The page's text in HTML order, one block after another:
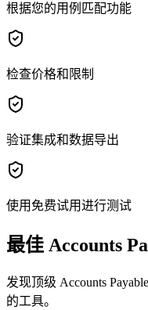
根据您的用例匹配功能
检查价格和限制
验证集成和数据导出
使用免费试用进行测试
最佳 Accounts
发现顶级 Accounts
的工具。